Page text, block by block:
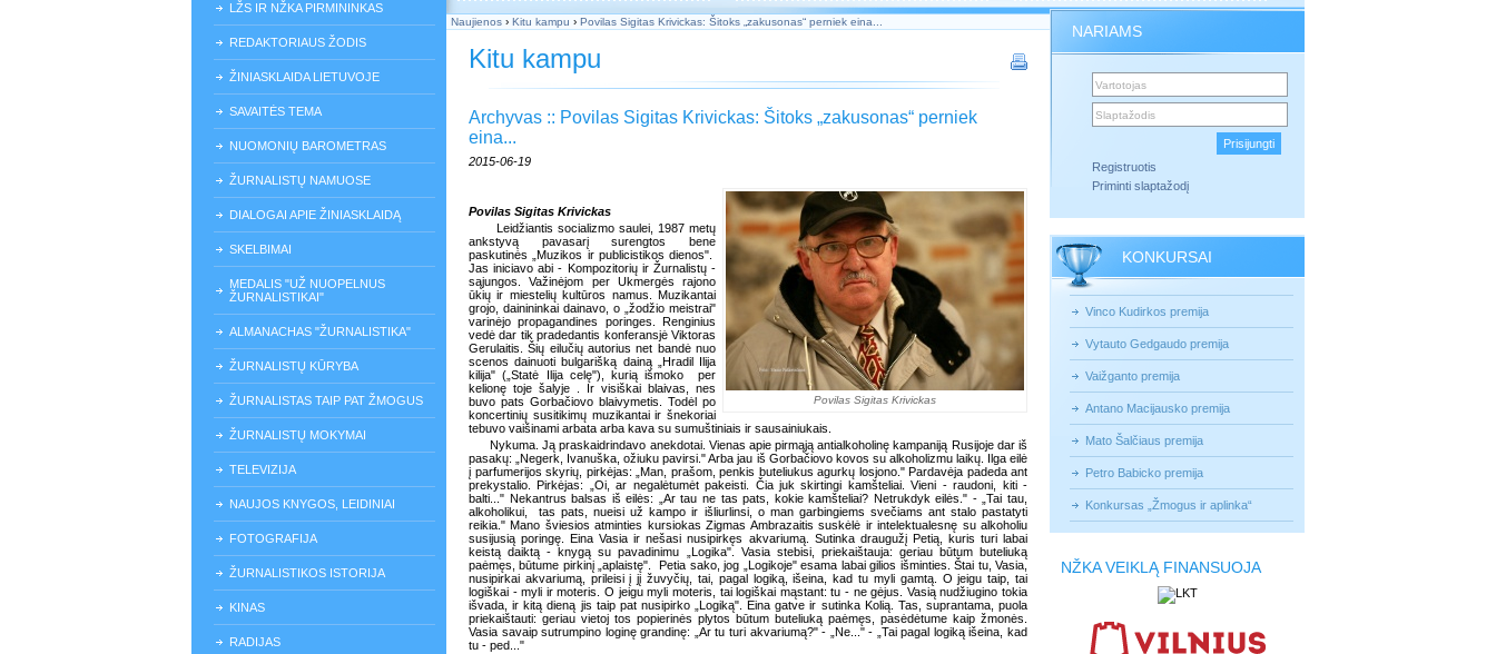
LŽS IR NŽKA PIRMININKAS
REDAKTORIAUS ŽODIS
ŽINIASKLAIDA LIETUVOJE
SAVAITĖS TEMA
NUOMONIŲ BAROMETRAS
ŽURNALISTŲ NAMUOSE
DIALOGAI APIE ŽINIASKLAIDĄ
SKELBIMAI
MEDALIS "UŽ NUOPELNUS
ŽURNALISTIKAI"
ALMANACHAS "ŽURNALISTIKA"
ŽURNALISTŲ KŪRYBA
ŽURNALISTAS TAIP PAT ŽMOGUS
ŽURNALISTŲ MOKYMAI
TELEVIZIJA
NAUJOS KNYGOS, LEIDINIAI
FOTOGRAFIJA
ŽURNALISTIKOS ISTORIJA
KINAS
RADIJAS
Naujienos › Kitu kampu › Povilas Sigitas Krivickas: Šitoks „zakusonas“ perniek eina...
Kitu kampu
Archyvas :: Povilas Sigitas Krivickas: Šitoks „zakusonas“ perniek
eina...
2015-06-19
Povilas Sigitas Krivickas
Povilas Sigitas Krivickas
Leidžiantis socializmo saulei, 1987 metų
ankstyvą pavasarį surengtos bene
paskutinės „Muzikos ir publicistikos dienos".
Jas iniciavo abi - Kompozitorių ir Žurnalistų -
sąjungos. Važinėjom per Ukmergės rajono
ūkių ir miestelių kultūros namus. Muzikantai
grojo, dainininkai dainavo, o „žodžio meistrai"
varinėjo propagandines poringes. Renginius
vedė dar tik pradedantis konferansjė Viktoras
Gerulaitis. Šių eilučių autorius net bandė nuo
scenos dainuoti bulgarišką dainą „Hradil Ilija
kilija" („Statė Ilija celę"), kurią išmoko
per
kelionę toje šalyje . Ir visiškai blaivas, nes
buvo pats Gorbačiovo blaivymetis. Todėl po
koncertinių susitikimų muzikantai ir šnekoriai
tebuvo vaišinami arbata arba kava su sumuštiniais ir sausainiukais.
Nykuma. Ją praskaidrindavo anekdotai. Vienas apie pirmąją antialkoholinę kampaniją Rusijoje dar iš
pasakų: „Negerk, Ivanuška, ožiuku pavirsi." Arba jau iš Gorbačiovo kovos su alkoholizmu laikų. Ilga eilė
į parfumerijos skyrių, pirkėjas: „Man, prašom, penkis buteliukus agurkų losjono." Pardavėja padeda ant
prekystalio. Pirkėjas: „Oi, ar negalėtumėt pakeisti. Čia juk skirtingi kamšteliai. Vieni - raudoni, kiti -
balti..." Nekantrus balsas iš eilės: „Ar tau ne tas pats, kokie kamšteliai? Netrukdyk eilės." - „Tai tau,
alkoholikui,
tas pats, nueisi už kampo ir išliurlinsi, o man garbingiems svečiams ant stalo pastatyti
reikia." Mano šviesios atminties kursiokas Zigmas Ambrazaitis suskėlė ir intelektualesnę su alkoholiu
susijusią poringę. Eina Vasia ir nešasi nusipirkęs akvariumą. Sutinka draugužį Petią, kuris turi labai
keistą daiktą - knygą su pavadinimu „Logika". Vasia stebisi, priekaištauja: geriau būtum buteliuką
paėmęs, būtume pirkinį „aplaistę".
Petia sako, jog „Logikoje" esama labai gilios išminties. Štai tu, Vasia,
nusipirkai akvariumą, prileisi į jį žuvyčių, tai, pagal logiką, išeina, kad tu myli gamtą. O jeigu taip, tai
logiškai - myli ir moteris. O jeigu myli moteris, tai logiškai mąstant: tu - ne gėjus. Vasią nudžiugino tokia
išvada, ir kitą dieną jis taip pat nusipirko „Logiką". Eina gatve ir sutinka Kolią. Tas, suprantama, puola
priekaištauti: geriau vietoj tos popierinės plytos būtum buteliuką paėmęs, pasėdėtume kaip žmonės.
Vasia savaip sutrumpino loginę grandinę: „Ar tu turi akvariumą?" - „Ne..." - „Tai pagal logiką išeina, kad
tu - ped..."
NARIAMS
Registruotis
Priminti slaptažodį
KONKURSAI
Vinco Kudirkos premija
Vytauto Gedgaudo premija
Vaižganto premija
Antano Macijausko premija
Mato Šalčiaus premija
Petro Babicko premija
Konkursas „Žmogus ir aplinka“
NŽKA VEIKLĄ FINANSUOJA